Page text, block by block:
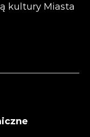
kultury Miasta